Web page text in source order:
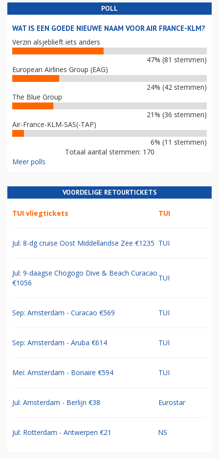
POLL
WAT IS EEN GOEDE NIEUWE NAAM VOOR AIR FRANCE-KLM?
Verzin alsjeblieft iets anders
47% (81 stemmen)
European Airlines Group (EAG)
24% (42 stemmen)
The Blue Group
21% (36 stemmen)
Air-France-KLM-SAS(-TAP)
6% (11 stemmen)
Totaal aantal stemmen: 170
Meer polls
VOORDELIGE RETOURTICKETS
TUI vliegtickets TUI
Jul: 8-dg cruise Oost Middellandse Zee €1235 TUI
Jul: 9-daagse Chogogo Dive & Beach Curacao
€1056
TUI
Sep: Amsterdam - Curacao €569 TUI
Sep: Amsterdam - Aruba €614 TUI
Mei: Amsterdam - Bonaire €594 TUI
Jul: Amsterdam - Berlijn €38 Eurostar
Jul: Rotterdam - Antwerpen €21 NS